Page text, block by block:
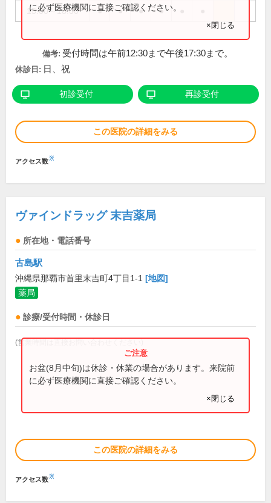
15:00～18:00 ● ● ● ●
に必ず医療機関に直接ご確認ください。
×閉じる
備考: 受付時間は午前12:30まで午後17:30まで。
休診日: 日、祝
初診受付 再診受付
この医院の詳細をみる
アクセス数※
ヴァインドラッグ 末吉薬局
所在地・電話番号
古島駅
沖縄県那覇市首里末吉町4丁目1-1 [地図]
薬局
診療/受付時間・休診日
(営業時間は直接お問い合わせください)
お盆(8月中旬)は休診・休業の場合があります。来院前
に必ず医療機関に直接ご確認ください。
×閉じる
この医院の詳細をみる
アクセス数※